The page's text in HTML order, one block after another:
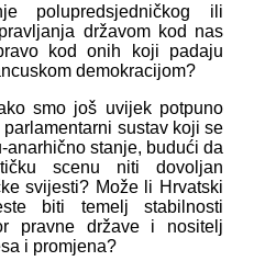
polupredsjedničkog ili
državom kod nas
kod onih koji padaju
demokracijom?
smo još uvijek potpuno
sustav koji se
stanje, budući da
scenu niti dovoljan
svijesti? Može li Hrvatski
biti temelj stabilnosti
pravne države i nositelj
i promjena?